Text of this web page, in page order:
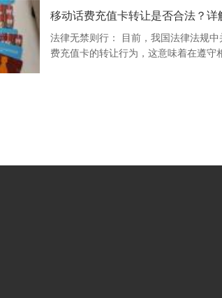
移动话费充值卡转让是否合法？详
法律无禁则行： 目前，我国法律法规
费充值卡的转让行为，这意味着在遵守